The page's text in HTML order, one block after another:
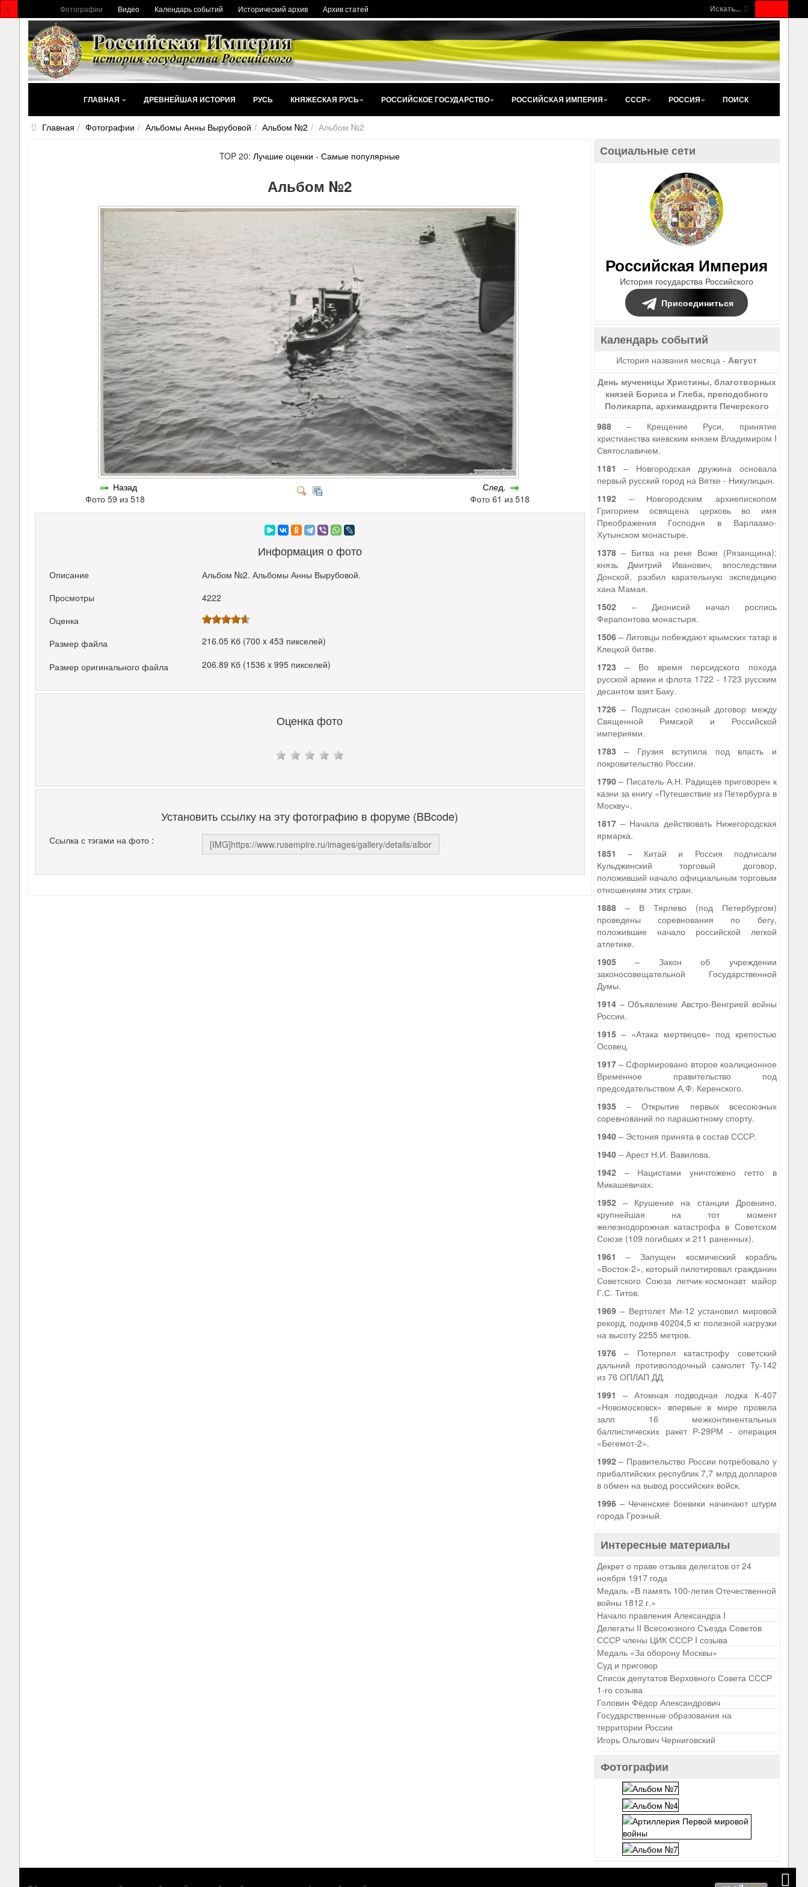
Искать...
Фотографии Видео Календарь событий Исторический архив Архив статей
ГЛАВНАЯ ДРЕВНЕЙШАЯ ИСТОРИЯ РУСЬ КНЯЖЕСКАЯ РУСЬ РОССИЙСКОЕ ГОСУДАРСТВО РОССИЙСКАЯ ИМПЕРИЯ СССР РОССИЯ ПОИСК
Главная Фотографии Альбомы Анны Вырубовой Альбом №2 Альбом №2
TOP 20:Лучшие оценки -Самые популярные
Альбом №2
Назад
Фото 59 из 518
След.
Фото 61 из 518
Информация о фото
Описание
Альбом №2. Альбомы Анны Вырубовой.
Просмотры
4222
Оценка
Размер файла
216.05 Кб (700 x 453 пикселей)
Размер оригинального файла 206.89 Кб (1536 x 995 пикселей)
Оценка фото
Установить ссылку на эту фотографию в форуме (BBcode)
Ссылка с тэгами на фото :
Социальные сети
Российская Империя
История государства Российского
Присоединиться
Календарь событий
История названия месяца -Август
День мученицы Христины, благотворных
князей Бориса и Глеба, преподобного
Поликарпа, архимандрита Печерского
988– Крещение Руси, принятие
христианства киевским князем Владимиром I
Святославичем.
1181 – Новгородская дружина основала
первый русский город на Вятке - Никулицын.
1192– Новгородским архиепископом
Григорием освящена церковь во имя
Преображения Господня в Варлаамо-
Хутынском монастыре.
1378– Битва на реке Воже (Рязанщина):
князь Дмитрий Иванович, впоследствии
Донской, разбил карательную экспедицию
хана Мамая.
1502– Дионисий начал роспись
Ферапонтова монастыря.
1506– Литовцы побеждают крымских татар в
Клецкой битве.
1723 – Во время персидского похода
русской армии и флота 1722 - 1723 русским
десантом взят Баку.
1726– Подписан союзный договор между
Священной Римской и Российской
империями.
1783 – Грузия вступила под власть и
покровительство России.
1790– Писатель А.Н. Радищев приговорен к
казни за книгу «Путешествие из Петербурга в
Москву».
1817– Начала действовать Нижегородская
ярмарка.
1851 – Китай и Россия подписали
Кульджинский торговый договор,
положивший начало официальным торговым
отношениям этих стран.
1888– В Тярлево (под Петербургом)
проведены соревнования по бегу,
положившие начало российской легкой
атлетике.
1905– Закон об учреждении
законосовещательной Государственной
Думы.
1914– Объявление Австро-Венгрией войны
России.
1915– «Атака мертвецов» под крепостью
Осовец.
1917– Сформировано второе коалиционное
Временное правительство под
председательством А.Ф. Керенского.
1935– Открытие первых всесоюзных
соревнований по парашютному спорту.
1940– Эстония принята в состав СССР.
1940– Арест Н.И. Вавилова.
1942– Нацистами уничтожено гетто в
Микашевичах.
1952– Крушение на станции Дровнино,
крупнейшая на тот момент
железнодорожная катастрофа в Советском
Союзе (109 погибших и 211 раненных).
1961 – Запущен космический корабль
«Восток-2», который пилотировал гражданин
Советского Союза летчик-космонавт майор
Г.С. Титов.
1969– Вертолет Ми-12 установил мировой
рекорд, подняв 40204,5 кг полезной нагрузки
на высоту 2255 метров.
1976– Потерпел катастрофу советский
дальний противолодочный самолет Ту-142
из 76 ОПЛАП ДД.
1991 – Атомная подводная лодка К-407
«Новомосковск» впервые в мире провела
залп 16 межконтинентальных
баллистических ракет Р-29РМ - операция
«Бегемот-2».
1992– Правительство России потребовало у
прибалтийских республик 7,7 млрд долларов
в обмен на вывод российских войск.
1996– Чеченские боевики начинают штурм
города Грозный.
Интересные материалы
Декрет о праве отзыва делегатов от 24
ноября 1917 года
Медаль «В память 100-летия Отечественной
войны 1812 г.»
Начало правления Александра I
Делегаты II Всесоюзного Съезда Советов
СССР члены ЦИК СССР I созыва
Медаль «За оборону Москвы»
Суд и приговор
Список депутатов Верховного Совета СССР
1-го созыва
Головин Фёдор Александрович
Государственные образования на
территории России
Игорь Ольгович Черниговский
Фотографии